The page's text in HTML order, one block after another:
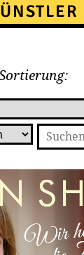
Suchen
nach: